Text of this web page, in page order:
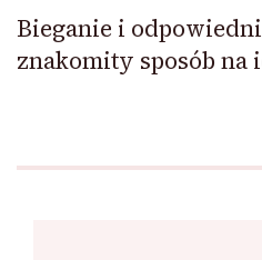
Bieganie i
znakomity sposób na